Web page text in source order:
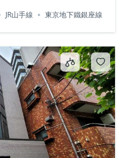
JR山手線 東京地下鐵銀座線